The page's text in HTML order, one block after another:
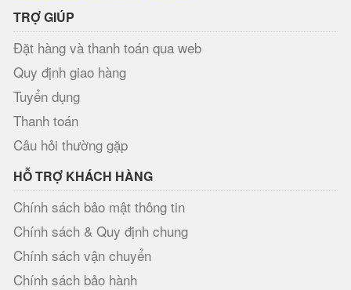
TRỢ GIÚP
Đặt hàng và thanh toán qua web
Quy định giao hàng
Tuyển dụng
Thanh toán
Câu hỏi thường gặp
HỖ TRỢ KHÁCH HÀNG
Chính sách bảo mật thông tin
Chính sách & Quy định chung
Chính sách vận chuyển
Chính sách bảo hành